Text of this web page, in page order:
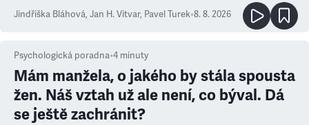
Jindřiška Bláhová, Jan H. Vitvar, Pavel Turek•8. 8. 2026
Psychologická poradna•4 minuty
Mám manžela, o jakého by stála spousta
žen. Náš vztah už ale není, co býval. Dá
se ještě zachránit?